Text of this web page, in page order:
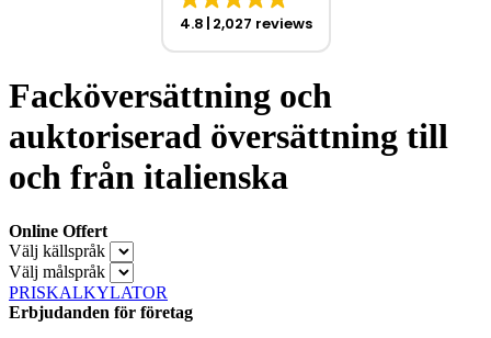
4.8 2,027 reviews
Facköversättning och
auktoriserad översättning till
och från italienska
Online Offert
Välj källspråk
Välj målspråk
PRISKALKYLATOR
Erbjudanden för företag